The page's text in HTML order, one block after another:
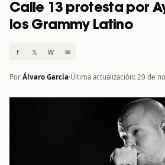
Calle 13 protesta por
los Grammy Latino
f 𝕏 W ✉
Por Álvaro García Última actualización: 20 de